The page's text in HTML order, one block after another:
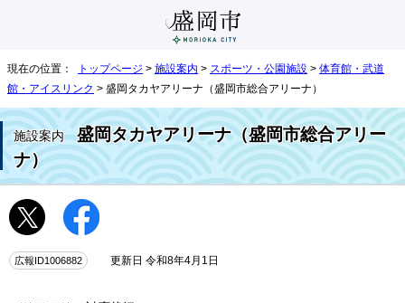
現在の位置： トップページ > 施設案内 > スポーツ・公園施設 > 体育館・武道
館・アイスリンク > 盛岡タカヤアリーナ（盛岡市総合アリーナ）
施設案内盛岡タカヤアリーナ（盛岡市総合アリー
ナ）
広報ID1006882 更新日 令和8年4月1日